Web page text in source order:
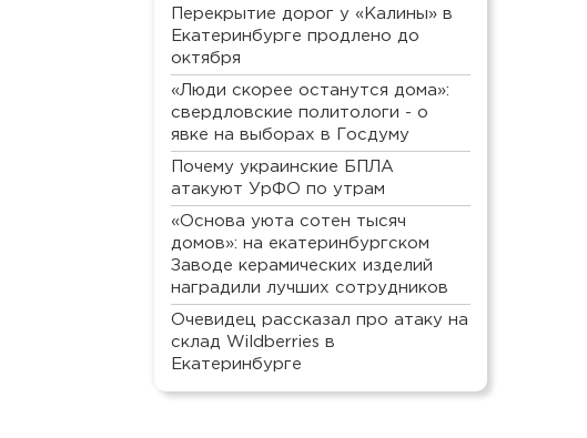
Перекрытие дорог у «Калины» в
Екатеринбурге продлено до
октября
«Люди скорее останутся дома»:
свердловские политологи - о
явке на выборах в Госдуму
Почему украинские БПЛА
атакуют УрФО по утрам
«Основа уюта сотен тысяч
домов»: на екатеринбургском
Заводе керамических изделий
наградили лучших сотрудников
Очевидец рассказал про атаку на
склад Wildberries в
Екатеринбурге